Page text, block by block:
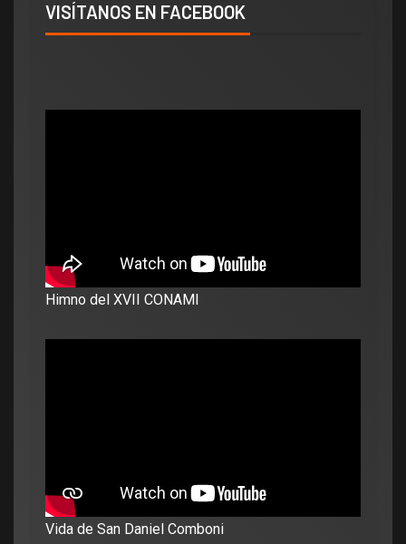
VISÍTANOS EN FACEBOOK
Himno del XVII CONAMI
Vida de San Daniel Comboni